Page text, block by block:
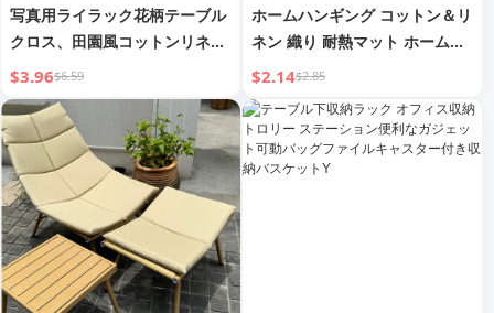
写真用ライラック花柄テーブル
クロス、田園風コットンリネン
テーブルランナー
$3.96$6.59
ホームハンギング コットン＆リ
ネン 織り 耐熱マット ホーム用
アンチスカルド＆耐熱 ダイニン
グテーブル クッション コース
ター キッチン 高温 ポットホル
ダー
$2.14$2.85